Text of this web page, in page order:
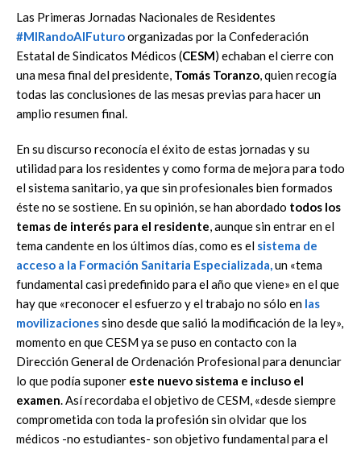
Las Primeras Jornadas Nacionales de Residentes
#MIRandoAlFuturoorganizadas por la Confederación
Estatal de Sindicatos Médicos (CESM) echaban el cierre con
una mesa final del presidente, Tomás Toranzo, quien recogía
todas las conclusiones de las mesas previas para hacer un
amplio resumen final.
En su discurso reconocía el éxito de estas jornadas y su
utilidad para los residentes y como forma de mejora para todo
el sistema sanitario, ya que sin profesionales bien formados
éste no se sostiene. En su opinión, se han abordado todos los
temas de interés para el residente, aunque sin entrar en el
tema candente en los últimos días, como es el sistema de
acceso a la Formación Sanitaria Especializada,un «tema
fundamental casi predefinido para el año que viene» en el que
hay que «reconocer el esfuerzo y el trabajo no sólo en las
movilizacionessino desde que salió la modificación de la ley»,
momento en que CESM ya se puso en contacto con la
Dirección General de Ordenación Profesional para denunciar
lo que podía suponer este nuevo sistema e incluso el
examen. Así recordaba el objetivo de CESM, «desde siempre
comprometida con toda la profesión sin olvidar que los
médicos -no estudiantes- son objetivo fundamental para el